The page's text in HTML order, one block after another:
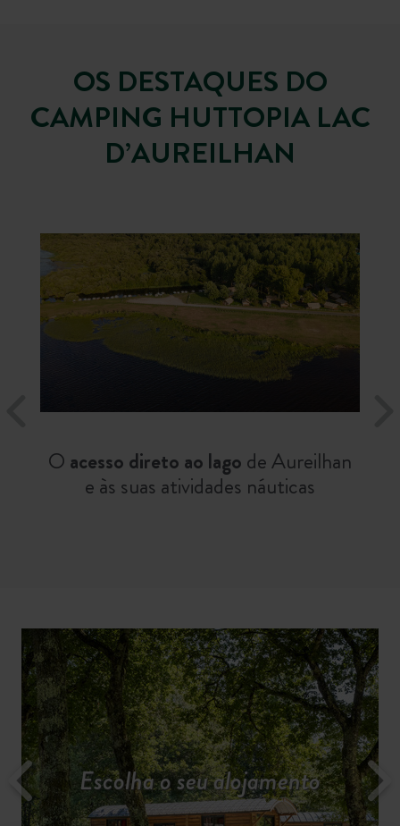
OS DESTAQUES DO
CAMPING HUTTOPIA LAC
D’AUREILHAN
O acesso direto ao lago de Aureilhan
e às suas atividades náuticas
Escolha o seu alojamento
Selecione a sua parcela
Descubra as atividades
Consulte as tarifas e
disponibilidades
Descubra os serviços
Planeie a sua descoberta da
região